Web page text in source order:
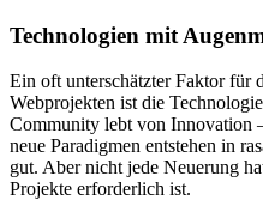
Technologien mit
Ein oft unterschätzter Faktor für
Webprojekten ist die
Community lebt von Innovation
neue Paradigmen entstehen in
gut. Aber nicht jede Neuerung
Projekte erforderlich ist.